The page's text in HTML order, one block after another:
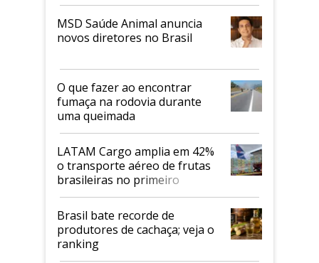
MSD Saúde Animal anuncia
novos diretores no Brasil
O que fazer ao encontrar
fumaça na rodovia durante
uma queimada
LATAM Cargo amplia em 42%
o transporte aéreo de frutas
brasileiras no primeiro
semestre
Brasil bate recorde de
produtores de cachaça; veja o
ranking